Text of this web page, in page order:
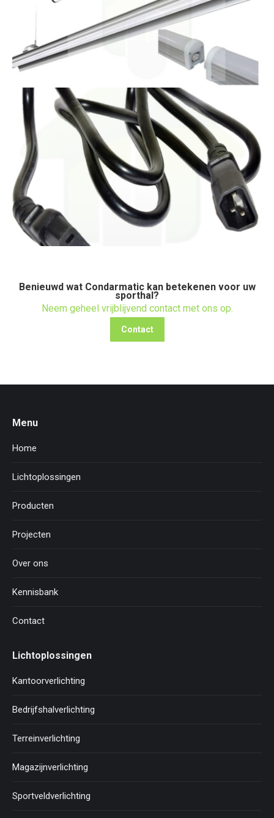
Bekijk product
Led installatiemateriaal
Bekijk product
Benieuwd wat Condarmatic kan betekenen voor uw
sporthal?
Neem geheel vrijblijvend contact met ons op.
Contact
Menu
Home
Lichtoplossingen
Producten
Projecten
Over ons
Kennisbank
Contact
Lichtoplossingen
Kantoorverlichting
Bedrijfshalverlichting
Terreinverlichting
Magazijnverlichting
Sportveldverlichting